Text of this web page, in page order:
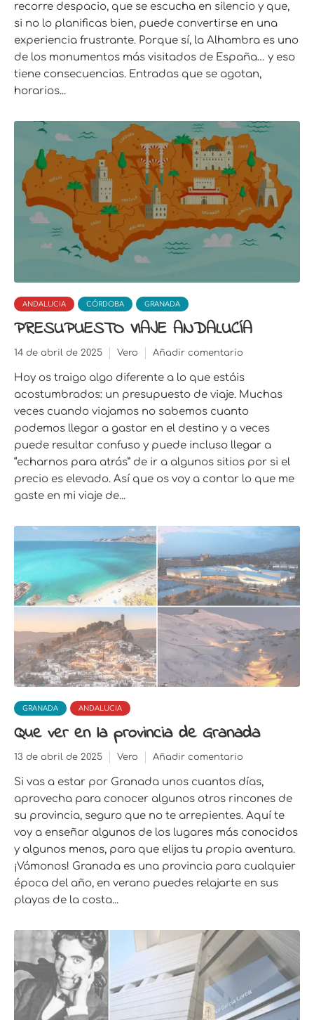
recorre despacio, que se escucha en silencio y que,
si no lo planificas bien, puede convertirse en una
experiencia frustrante. Porque sí, la Alhambra es uno
de los monumentos más visitados de España… y eso
tiene consecuencias. Entradas que se agotan,
horarios...
ANDALUCIA CÓRDOBA GRANADA
PRESUPUESTO VIAJE ANDALUCÍA
14 de abril de 2025 Vero Añadir comentario
Hoy os traigo algo diferente a lo que estáis
acostumbrados: un presupuesto de viaje. Muchas
veces cuando viajamos no sabemos cuanto
podemos llegar a gastar en el destino y a veces
puede resultar confuso y puede incluso llegar a
“echarnos para atrás” de ir a algunos sitios por si el
precio es elevado. Así que os voy a contar lo que me
gaste en mi viaje de...
GRANADA ANDALUCIA
Que ver en la provincia de Granada
13 de abril de 2025 Vero Añadir comentario
Si vas a estar por Granada unos cuantos días,
aprovecha para conocer algunos otros rincones de
su provincia, seguro que no te arrepientes. Aquí te
voy a enseñar algunos de los lugares más conocidos
y algunos menos, para que elijas tu propia aventura.
¡Vámonos! Granada es una provincia para cualquier
época del año, en verano puedes relajarte en sus
playas de la costa...